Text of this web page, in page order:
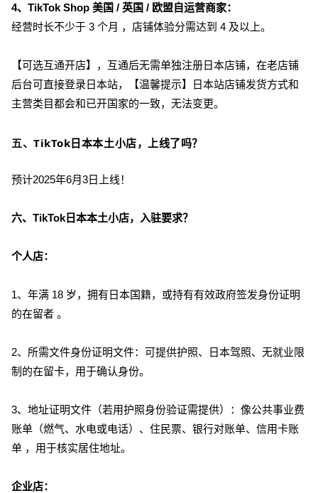
4、TikTok Shop 美国 / 英国 / 欧盟自运营商家：
经营时长不少于 3 个月 ，店铺体验分需达到 4 及以上。
【可选互通开店】，互通后无需单独注册日本店铺，在老店铺
后台可直接登录日本站，【温馨提示】日本站店铺发货方式和
主营类目都会和已开国家的一致，无法变更。
五、TikTok日本本土小店，上线了吗？
预计2025年6月3日上线！
六、 TikTok日本本土小店，入驻要求？
个人店：
1、年满 18 岁，拥有日本国籍，或持有有效政府签发身份证明
的在留者 。
2、所需文件身份证明文件：可提供护照、日本驾照、无就业限
制的在留卡，用于确认身份。
3、地址证明文件（若用护照身份验证需提供）：像公共事业费
账单（燃气、水电或电话）、住民票、银行对账单、信用卡账
单 ，用于核实居住地址。
企业店：